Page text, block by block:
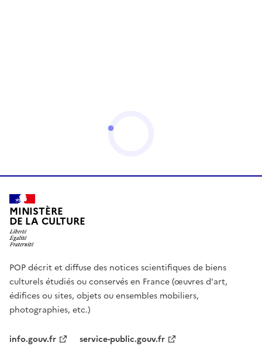
MINISTÈRE
DE LA CULTURE
POP décrit et diffuse des notices scientifiques de biens
culturels étudiés ou conservés en France (œuvres d'art,
édifices ou sites, objets ou ensembles mobiliers,
photographies, etc.)
info.gouv.fr service-public.gouv.fr